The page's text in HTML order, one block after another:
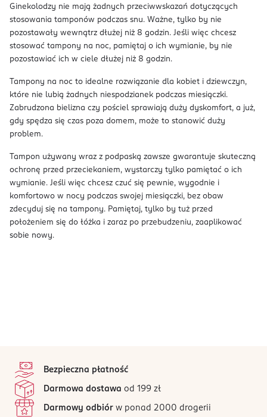
Ginekolodzy nie mają żadnych przeciwwskazań dotyczących
stosowania tamponów podczas snu. Ważne, tylko by nie
pozostawały wewnątrz dłużej niż 8 godzin. Jeśli więc chcesz
stosować tampony na noc, pamiętaj o ich wymianie, by nie
pozostawiać ich w ciele dłużej niż 8 godzin.
Tampony na noc to idealne rozwiązanie dla kobiet i dziewczyn,
które nie lubią żadnych niespodzianek podczas miesiączki.
Zabrudzona bielizna czy pościel sprawiają duży dyskomfort, a już,
gdy spędza się czas poza domem, może to stanowić duży
problem.
Tampon używany wraz z podpaską zawsze gwarantuje skuteczną
ochronę przed przeciekaniem, wystarczy tylko pamiętać o ich
wymianie. Jeśli więc chcesz czuć się pewnie, wygodnie i
komfortowo w nocy podczas swojej miesiączki, bez obaw
zdecyduj się na tampony. Pamiętaj, tylko by tuż przed
położeniem się do łóżka i zaraz po przebudzeniu, zaaplikować
sobie nowy.
Bezpieczna płatność
Darmowa dostawa od 199 zł
Darmowy odbiór w ponad 2000 drogerii